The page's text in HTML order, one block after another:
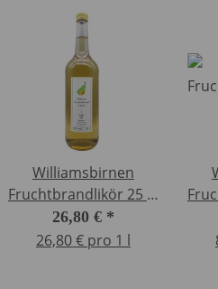
Williamsbirnen
Fruchtbrandlikör 25 %
vol. 1,0 Ltr.
26,80 € *
26,80 € pro 1 l